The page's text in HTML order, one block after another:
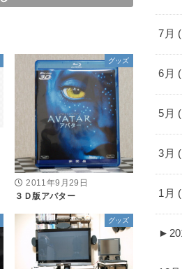
グッズ
2011年9月29日
３Ｄ版アバター
グッズ
7月
6月
5月
3月
1月
►